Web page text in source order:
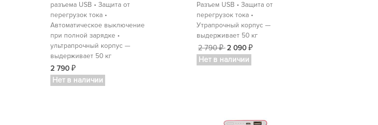
разъема USB • Защита от
перегрузок тока •
Автоматическое выключение
при полной зарядке •
ультрапрочный корпус —
выдерживает 50 кг
2 790 ₽
Нет в наличии
Разъем USB • Защита от
перегрузок тока •
Утрапрочный корпус —
выдерживает 50 кг
2 790₽ 2 090 ₽
Нет в наличии